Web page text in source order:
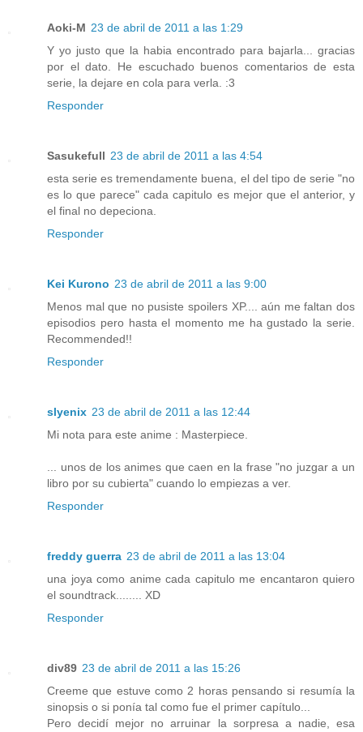
Aoki-M 23 de abril de 2011 a las 1:29
Y yo justo que la habia encontrado para bajarla... gracias
por el dato. He escuchado buenos comentarios de esta
serie, la dejare en cola para verla. :3
Responder
Sasukefull 23 de abril de 2011 a las 4:54
esta serie es tremendamente buena, el del tipo de serie "no
es lo que parece" cada capitulo es mejor que el anterior, y
el final no depeciona.
Responder
Kei Kurono 23 de abril de 2011 a las 9:00
Menos mal que no pusiste spoilers XP.... aún me faltan dos
episodios pero hasta el momento me ha gustado la serie.
Recommended!!
Responder
slyenix 23 de abril de 2011 a las 12:44
Mi nota para este anime : Masterpiece.
... unos de los animes que caen en la frase "no juzgar a un
libro por su cubierta" cuando lo empiezas a ver.
Responder
freddy guerra 23 de abril de 2011 a las 13:04
una joya como anime cada capitulo me encantaron quiero
el soundtrack........ XD
Responder
div89 23 de abril de 2011 a las 15:26
Creeme que estuve como 2 horas pensando si resumía la
sinopsis o si ponía tal como fue el primer capítulo...
Pero decidí mejor no arruinar la sorpresa a nadie, esa